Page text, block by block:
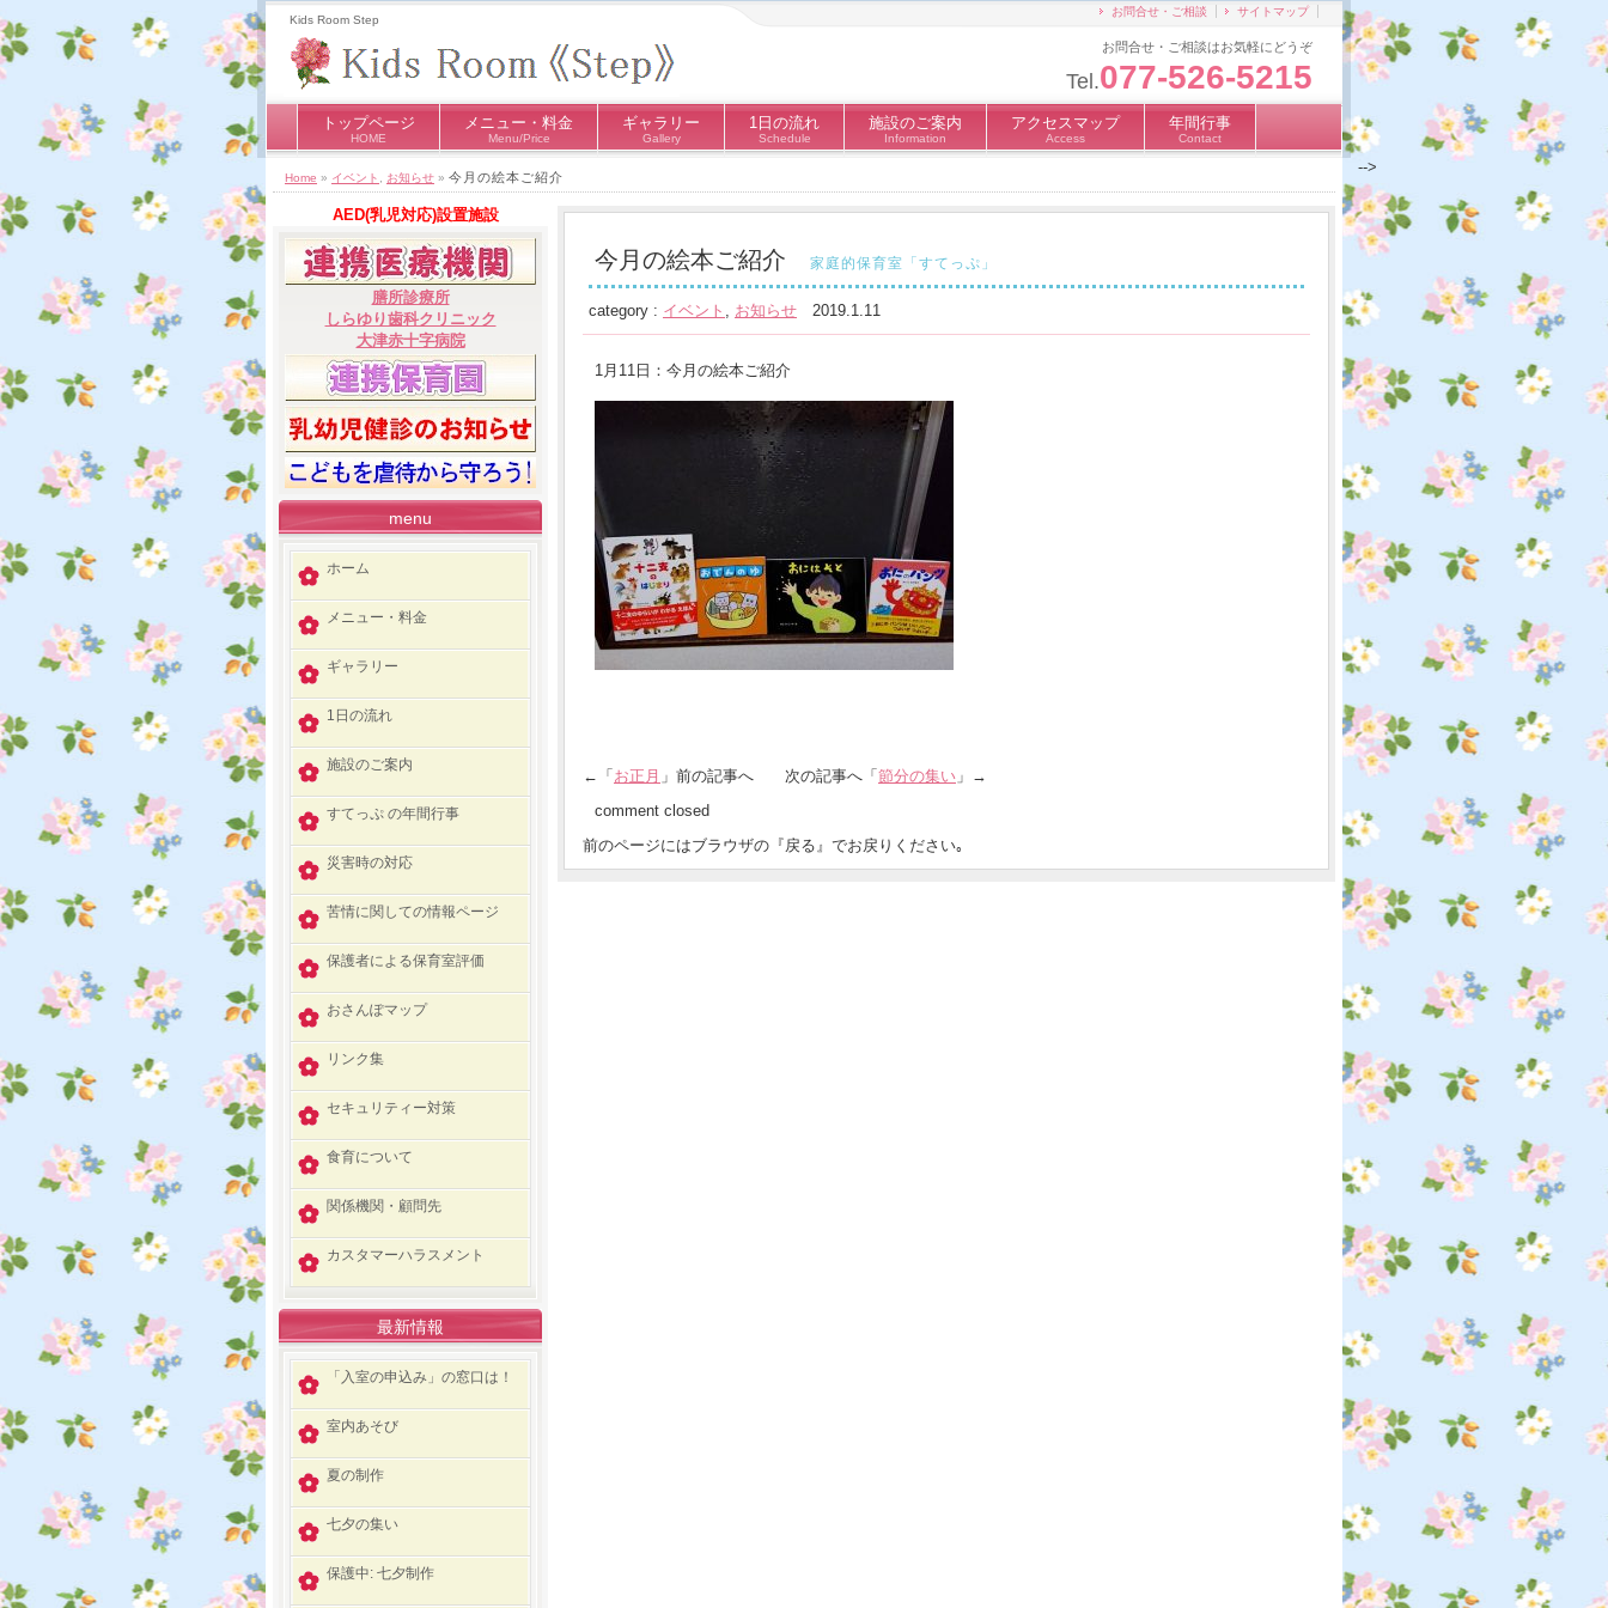
Kids Room Step
お問合せ・ご相談はお気軽にどうぞ
Tel.077-526-5215
お問合せ・ご相談 サイトマップ
トップページ
HOME
メニュー・料金
Menu/Price
ギャラリー
Gallery
1日の流れ
Schedule
施設のご案内
Information
アクセスマップ
Access
年間行事
Contact
Home » イベント お知らせ » 今月の絵本ご紹介
今月の絵本ご紹介 家庭的保育室「すてっぷ」
category : イベント , お知らせ 2019.1.11
1月11日：今月の絵本ご紹介
←「 お正月 」前の記事へ 次の記事へ「 節分の集い 」→
comment closed
前のページにはブラウザの『戻る』でお戻りください｡
AED(乳児対応)設置施設
膳所診療所
しらゆり歯科クリニック
大津赤十字病院
menu
ホーム
メニュー・料金
ギャラリー
1日の流れ
施設のご案内
すてっぷ の年間行事
災害時の対応
苦情に関しての情報ページ
保護者による保育室評価
おさんぽマップ
リンク集
セキュリティー対策
食育について
関係機関・顧問先
カスタマーハラスメント
最新情報
「入室の申込み」の窓口は！
室内あそび
夏の制作
七夕の集い
保護中: 七夕制作
-->